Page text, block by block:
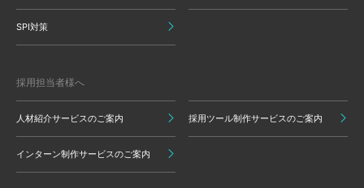
SPI対策
採用担当者様へ
人材紹介サービスのご案内 採用ツール制作サービスのご案内
インターン制作サービスのご案内